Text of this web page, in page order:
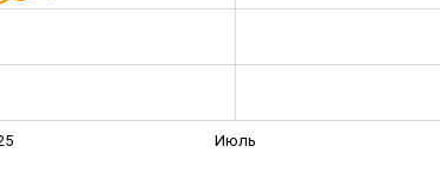
Июль